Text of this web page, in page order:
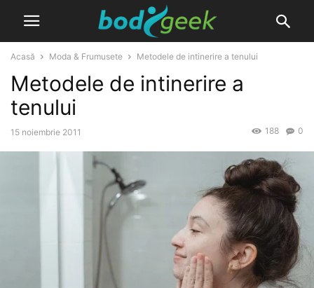
Acasă Moda & Frumusete Metodele de intinerire a tenului
Metodele de intinerire a
tenului
15 noiembrie 2011 0
188